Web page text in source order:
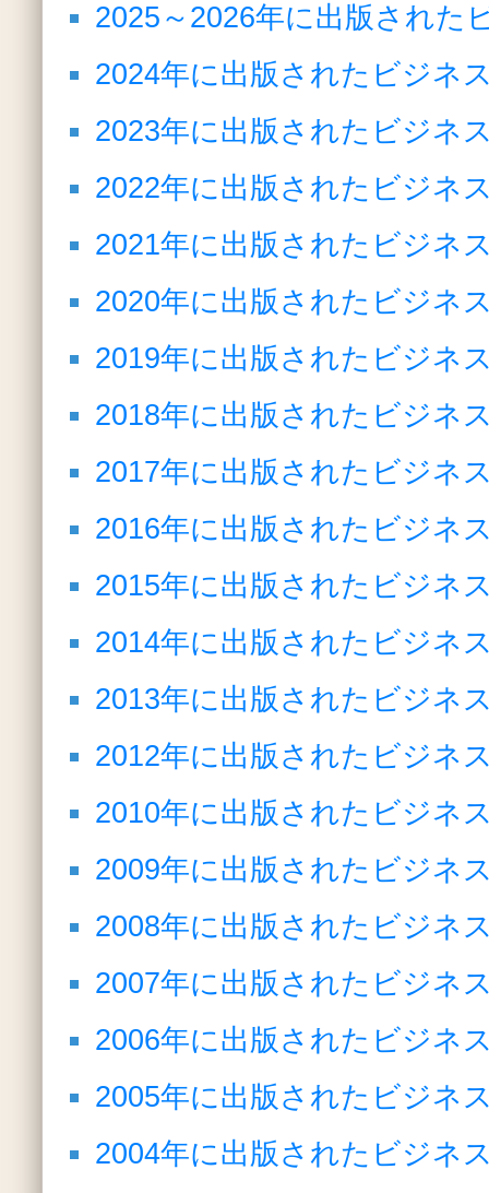
2025～2026年に出版された
2024年に出版されたビジネ
2023年に出版されたビジネ
2022年に出版されたビジネ
2021年に出版されたビジネ
2020年に出版されたビジネ
2019年に出版されたビジネ
2018年に出版されたビジネ
2017年に出版されたビジネ
2016年に出版されたビジネ
2015年に出版されたビジネ
2014年に出版されたビジネ
2013年に出版されたビジネ
2012年に出版されたビジネ
2010年に出版されたビジネ
2009年に出版されたビジネ
2008年に出版されたビジネ
2007年に出版されたビジネ
2006年に出版されたビジネ
2005年に出版されたビジネ
2004年に出版されたビジネ